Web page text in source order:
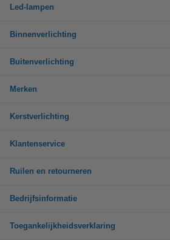
Led-lampen
Binnenverlichting
Buitenverlichting
Merken
Kerstverlichting
Klantenservice
Ruilen en retourneren
Bedrijfsinformatie
Toegankelijkheidsverklaring